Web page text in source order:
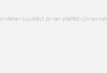
detail součást prvek stafáž výkres